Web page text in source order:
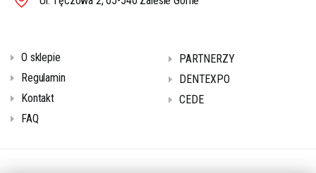
O sklepie
Regulamin
Kontakt
FAQ
PARTNERZY
DENTEXPO
CEDE